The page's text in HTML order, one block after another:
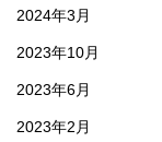
2024年3月
2023年10月
2023年6月
2023年2月